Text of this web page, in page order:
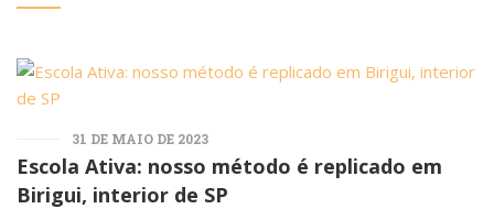
31 DE MAIO DE 2023
Escola Ativa: nosso método é replicado em
Birigui, interior de SP